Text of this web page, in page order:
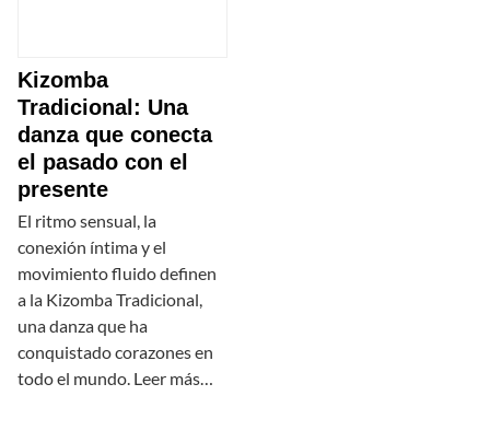
Kizomba
Tradicional: Una
danza que conecta
el pasado con el
presente
El ritmo sensual, la
conexión íntima y el
movimiento fluido definen
a la Kizomba Tradicional,
una danza que ha
conquistado corazones en
todo el mundo. Leer más…